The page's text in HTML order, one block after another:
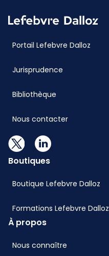
Portail Lefebvre Dalloz
Jurisprudence
Bibliothèque
Nous contacter
Boutiques
Boutique Lefebvre Dalloz
Formations Lefebvre Dalloz
À propos
Nous connaître